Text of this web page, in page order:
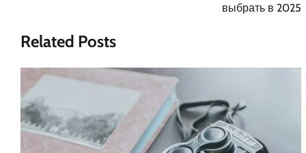
выбрать в 2025
Related Posts